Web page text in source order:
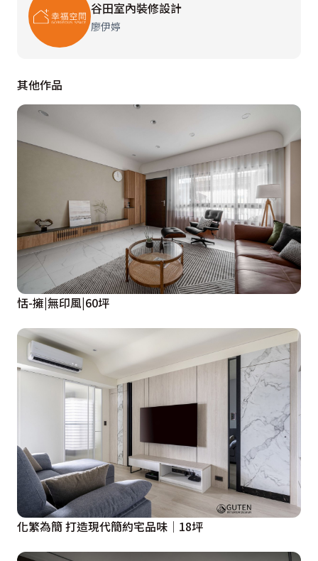
谷田室內裝修設計
廖伊婷
其他作品
恬-擁|無印風|60坪
化繁為簡 打造現代簡約宅品味│18坪